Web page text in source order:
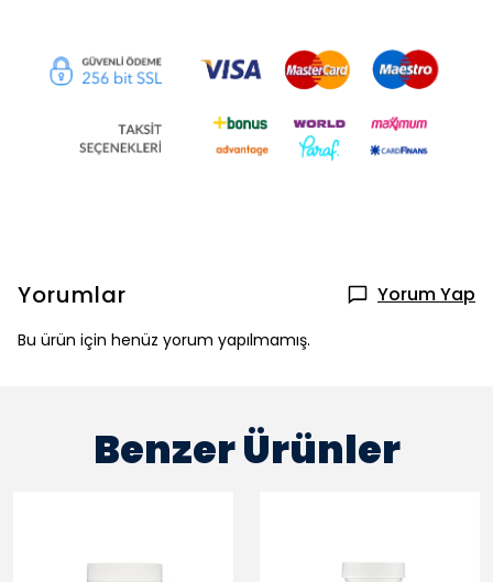
Yorumlar Yorum Yap
Bu ürün için henüz yorum yapılmamış.
Benzer Ürünler